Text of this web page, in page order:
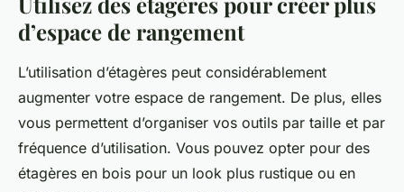
d’espace de rangement
L’utilisation d’étagères peut considérablement
augmenter votre espace de rangement. De plus, elles
vous permettent d’organiser vos outils par taille et par
fréquence d’utilisation. Vous pouvez opter pour des
étagères en bois pour un look plus rustique ou en